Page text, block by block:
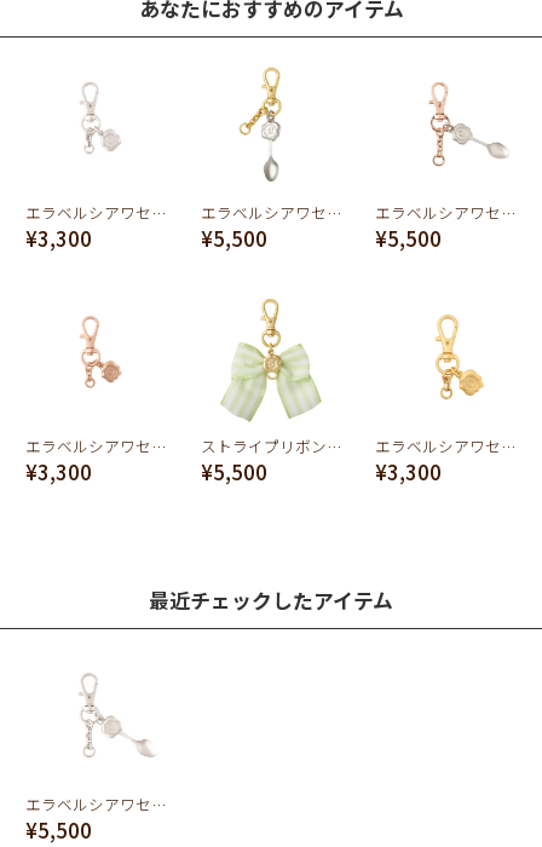
あなたにおすすめのアイテム
エラベルシアワセ バッグチャーム チェーン（マットシルバー）
¥3,300
エラベルシアワセ スプーンバッグチャーム チェーン
¥5,500
エラベルシアワセ スプーンバッグチャーム チェーン
¥5,500
エラベルシアワセ バッグチャーム チェーン（マットピンクゴールド）
¥3,300
ストライプリボン キーチェーン（ライトグリーン×ホワイト）
¥5,500
エラベルシアワセ バッグチャーム チェーン（マットゴールド）
¥3,300
最近チェックしたアイテム
エラベルシアワセ スプーンバッグチャーム チェーン
¥5,500